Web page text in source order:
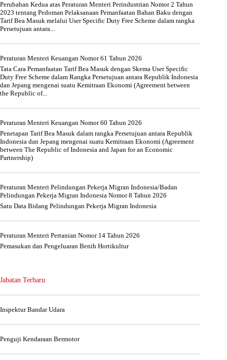
Perubahan Kedua atas Peraturan Menteri Perindustrian Nomor 2 Tahun
2023 tentang Pedoman Pelaksanaan Pemanfaatan Bahan Baku dengan
Tarif Bea Masuk melalui User Specific Duty Free Scheme dalam rangka
Persetujuan antara...
Peraturan Menteri Keuangan Nomor 61 Tahun 2026
Tata Cara Pemanfaatan Tarif Bea Masuk dengan Skema User Specific
Duty Free Scheme dalam Rangka Persetujuan antara Republik Indonesia
dan Jepang mengenai suatu Kemitraan Ekonomi (Agreement between
the Republic of...
Peraturan Menteri Keuangan Nomor 60 Tahun 2026
Penetapan Tarif Bea Masuk dalam rangka Persetujuan antara Republik
Indonesia dan Jepang mengenai suatu Kemitraan Ekonomi (Agreement
between The Republic of Indonesia and Japan for an Economic
Partnership)
Peraturan Menteri Pelindungan Pekerja Migran Indonesia/Badan
Pelindungan Pekerja Migran Indonesia Nomor 8 Tahun 2026
Satu Data Bidang Pelindungan Pekerja Migran Indonesia
Peraturan Menteri Pertanian Nomor 14 Tahun 2026
Pemasukan dan Pengeluaran Benih Hortikultur
Jabatan Terbaru
Inspektur Bandar Udara
Penguji Kendaraan Bermotor